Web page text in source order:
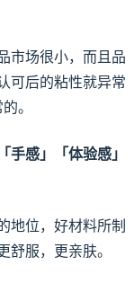
市场很小，而且品
可后的粘性就异常
。
手感」「体验感」
地位，好材料所制
舒服，更亲肤。